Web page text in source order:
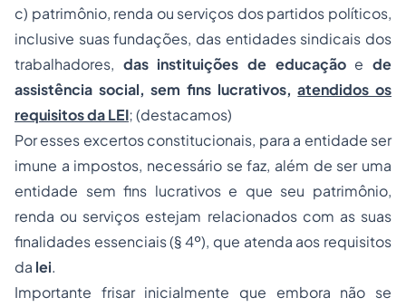
c) patrimônio, renda ou serviços dos partidos políticos,
inclusive suas fundações, das entidades sindicais dos
trabalhadores, das instituições de educaçãoede
assistência social, sem fins lucrativos,atendidos os
requisitos da LEI; (destacamos)
Por esses excertos constitucionais, para a entidade ser
imune a impostos, necessário se faz, além de ser uma
entidade sem fins lucrativos e que seu patrimônio,
renda ou serviços estejam relacionados com as suas
finalidades essenciais (§ 4º), que atenda aos requisitos
da lei.
Importante frisar inicialmente que embora não se